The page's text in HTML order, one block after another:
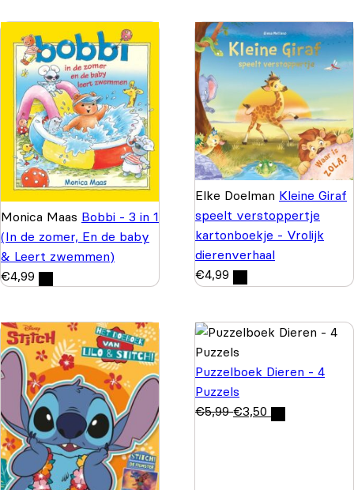
Monica Maas Bobbi - 3 in 1
(In de zomer, En de baby
& Leert zwemmen)
€4,99
Elke Doelman Kleine Giraf
speelt verstoppertje
kartonboekje - Vrolijk
dierenverhaal
€4,99
Puzzelboek Dieren - 4
Puzzels
€5,99 €3,50